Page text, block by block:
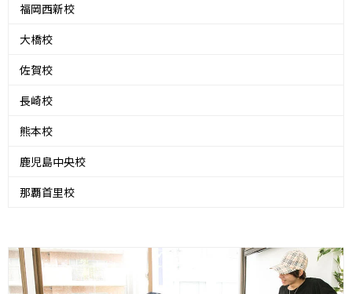
福岡西新校
大橋校
佐賀校
長崎校
熊本校
鹿児島中央校
那覇首里校